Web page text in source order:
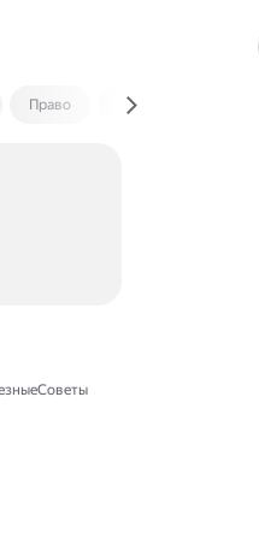
Право Экономика и финансы